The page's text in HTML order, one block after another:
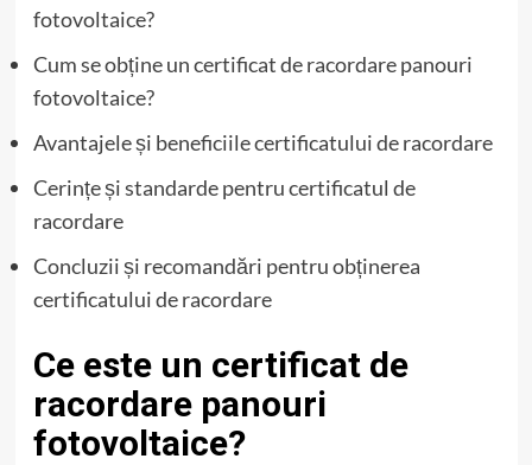
fotovoltaice?
Cum se obține un certificat de racordare panouri
fotovoltaice?
Avantajele și beneficiile certificatului de racordare
Cerințe și standarde pentru certificatul de
racordare
Concluzii și recomandări pentru obținerea
certificatului de racordare
Ce este un certificat de
racordare panouri
fotovoltaice?